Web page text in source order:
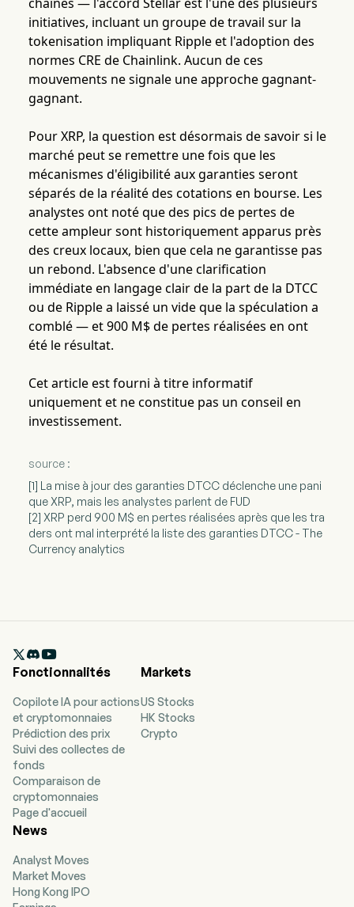
initiatives, incluant un groupe de travail sur la
tokenisation impliquant Ripple et l'adoption des
normes CRE de Chainlink. Aucun de ces
mouvements ne signale une approche gagnant-
gagnant.
Pour XRP, la question est désormais de savoir si le
marché peut se remettre une fois que les
mécanismes d'éligibilité aux garanties seront
séparés de la réalité des cotations en bourse. Les
analystes ont noté que des pics de pertes de
cette ampleur sont historiquement apparus près
des creux locaux, bien que cela ne garantisse pas
un rebond. L'absence d'une clarification
immédiate en langage clair de la part de la DTCC
ou de Ripple a laissé un vide que la spéculation a
comblé — et 900 M$ de pertes réalisées en ont
été le résultat.
Cet article est fourni à titre informatif
uniquement et ne constitue pas un conseil en
investissement.
source :
[1] La mise à jour des garanties DTCC déclenche une pani
que XRP, mais les analystes parlent de FUD
[2] XRP perd 900 M$ en pertes réalisées après que les tra
ders ont mal interprété la liste des garanties DTCC - The
Currency analytics

Fonctionnalités
Copilote IA pour actions
et cryptomonnaies
Prédiction des prix
Suivi des collectes de
fonds
Comparaison de
cryptomonnaies
Page d'accueil
Markets
US Stocks
HK Stocks
Crypto
News
Analyst Moves
Market Moves
Hong Kong IPO